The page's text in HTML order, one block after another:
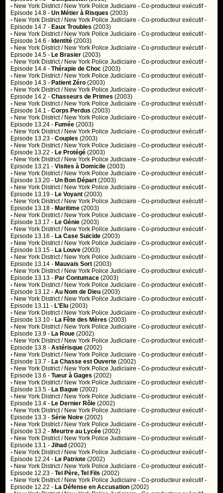
• New York District / New York Police Judiciaire - Co-producteur exécutif -
Episode 14.8 -Un Métier à Risques (2003)
• New York District / New York Police Judiciaire - Co-producteur exécutif -
Episode 14.7 - Eaux Troubles (2003)
• New York District / New York Police Judiciaire - Co-producteur exécutif -
Episode 14.6 - Identité (2003)
• New York District / New York Police Judiciaire - Co-producteur exécutif -
Episode 14.5 - Le Brasier (2003)
• New York District / New York Police Judiciaire - Co-producteur exécutif -
Episode 14.4 -Thérapie de Choc (2003)
• New York District / New York Police Judiciaire - Co-producteur exécutif -
Episode 14.3 - Patient Zéro (2003)
• New York District / New York Police Judiciaire - Co-producteur exécutif -
Episode 14.2 -Chasseurs de Primes (2003)
• New York District / New York Police Judiciaire - Co-producteur exécutif -
Episode 14.1 -Corps Perdus (2003)
• New York District / New York Police Judiciaire - Co-producteur exécutif -
Episode 13.24 - Fumée (2003)
• New York District / New York Police Judiciaire - Co-producteur exécutif -
Episode 13.23 -Couples (2003)
• New York District / New York Police Judiciaire - Co-producteur exécutif -
Episode 13.22 - Le Protégé (2003)
• New York District / New York Police Judiciaire - Co-producteur exécutif -
Episode 13.21 -Visites à Domicile (2003)
• New York District / New York Police Judiciaire - Co-producteur exécutif -
Episode 13.20 -Un Bon Départ (2003)
• New York District / New York Police Judiciaire - Co-producteur exécutif -
Episode 13.19 - Le Voyant (2003)
• New York District / New York Police Judiciaire - Co-producteur exécutif -
Episode 13.18 - Maritime (2003)
• New York District / New York Police Judiciaire - Co-producteur exécutif -
Episode 13.17 - Le Génie (2003)
• New York District / New York Police Judiciaire - Co-producteur exécutif -
Episode 13.16 - La Case Suicide (2003)
• New York District / New York Police Judiciaire - Co-producteur exécutif -
Episode 13.15 - La Louve (2003)
• New York District / New York Police Judiciaire - Co-producteur exécutif -
Episode 13.14 - Mauvais Sort (2003)
• New York District / New York Police Judiciaire - Co-producteur exécutif -
Episode 13.13 - Par Contumace (2003)
• New York District / New York Police Judiciaire - Co-producteur exécutif -
Episode 13.12 -Au Nom de Dieu (2003)
• New York District / New York Police Judiciaire - Co-producteur exécutif -
Episode 13.11 - L'Elu (2003)
• New York District / New York Police Judiciaire - Co-producteur exécutif -
Episode 13.10 - La Fête des Mères (2003)
• New York District / New York Police Judiciaire - Co-producteur exécutif -
Episode 13.9 - La Roue (2002)
• New York District / New York Police Judiciaire - Co-producteur exécutif -
Episode 13.8 -Astérisque (2002)
• New York District / New York Police Judiciaire - Co-producteur exécutif -
Episode 13.7 - La Chasse est Ouverte (2002)
• New York District / New York Police Judiciaire - Co-producteur exécutif -
Episode 13.6 -Tueur à Gages (2002)
• New York District / New York Police Judiciaire - Co-producteur exécutif -
Episode 13.5 - La Bague (2002)
• New York District / New York Police Judiciaire - Co-producteur exécutif -
Episode 13.4 - Le Dernier Rôle (2002)
• New York District / New York Police Judiciaire - Co-producteur exécutif -
Episode 13.3 -Série Noire (2002)
• New York District / New York Police Judiciaire - Co-producteur exécutif -
Episode 13.2 - Meurtre au Lycée (2002)
• New York District / New York Police Judiciaire - Co-producteur exécutif -
Episode 13.1 -Jihad (2002)
• New York District / New York Police Judiciaire - Co-producteur exécutif -
Episode 12.24 - Le Patriote (2002)
• New York District / New York Police Judiciaire - Co-producteur exécutif -
Episode 12.23 -Tel Père, Tel Fils (2002)
• New York District / New York Police Judiciaire - Co-producteur exécutif -
Episode 12.22 - La Défense en Accusation (2002)